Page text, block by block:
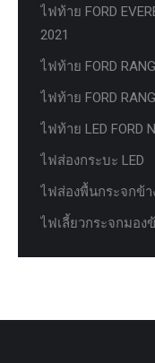
ไฟท้าย FORD
2021
ไฟท้าย FORD
ไฟท้าย FORD
ไฟท้าย LED FORD
ไฟส่องกระบะ LED
ไฟส่องพื้นกระจกข้าง
ไฟเลี้ยวกระจกมองข้